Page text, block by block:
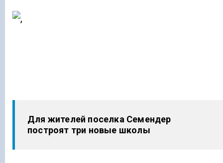
Для жителей поселка Семендер
построят три новые школы